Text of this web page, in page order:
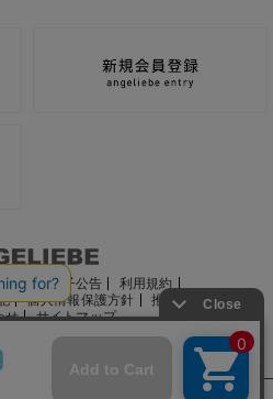
概要 電子公告
利用規約
個人情報保護方針
推奨環境
せ
サイトマップ